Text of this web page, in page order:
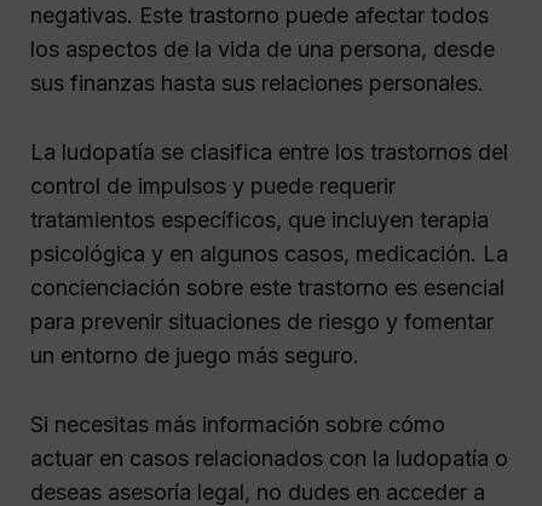
negativas. Este trastorno puede afectar todos
los aspectos de la vida de una persona, desde
sus finanzas hasta sus relaciones personales.
La ludopatía se clasifica entre los trastornos del
control de impulsos y puede requerir
tratamientos específicos, que incluyen terapia
psicológica y en algunos casos, medicación. La
concienciación sobre este trastorno es esencial
para prevenir situaciones de riesgo y fomentar
un entorno de juego más seguro.
Si necesitas más información sobre cómo
actuar en casos relacionados con la ludopatía o
deseas asesoría legal, no dudes en acceder a